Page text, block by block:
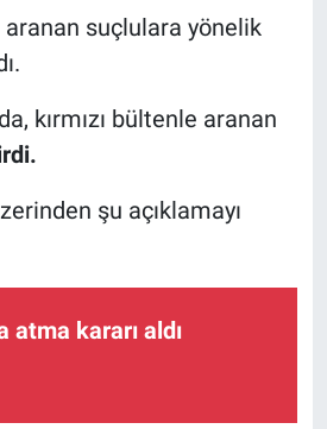
aranan suçlulara yönelik
kırmızı bültenle aranan
şu açıklamayı
atma kararı aldı